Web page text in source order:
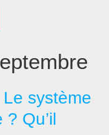
système
Qu’il